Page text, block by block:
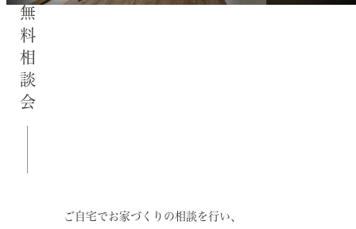
無料相談会
ご自宅でお家づくりの相談を行い、